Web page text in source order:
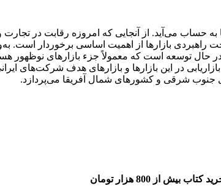
حساب می‌آید. از آنجایی که امروزه رقابت در
راهبردی بازارها از اهمیت اساسی برخوردار است.
توسعه است که معمولاً جزء بازارهای نوظهور
در این بازارها و بازارهای هدف شرکت‌های
جنوب شرقی و کشورهای شمال آفریقا می‌پردازد.
از 800 هزار تومان